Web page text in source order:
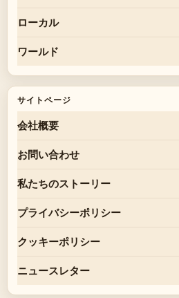
ローカル
ワールド
サイトページ
会社概要
お問い合わせ
私たちのストーリー
プライバシーポリシー
クッキーポリシー
ニュースレター